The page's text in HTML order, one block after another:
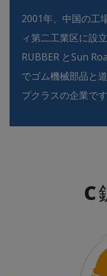
2001年、中国の工
ィ第二工業区に設
RUBBER とSun
でゴム機械部品と
プクラスの企業です
C